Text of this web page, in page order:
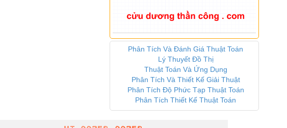
Phân Tích Và Đánh Giá Thuật Toán
Lý Thuyết Đồ Thị
Thuật Toán Và Ứng Dụng
Phân Tích Và Thiết Kế Giải Thuật
Phân Tích Độ Phức Tạp Thuật Toán
Phân Tích Thiết Kế Thuật Toán